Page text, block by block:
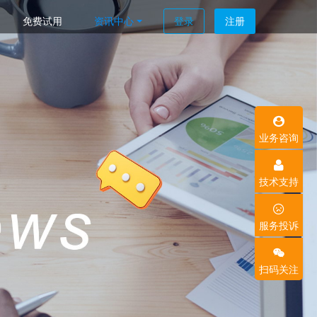
登录 注册
免费试用 资讯中心
业务咨询
技术支持
服务投诉
扫码关注